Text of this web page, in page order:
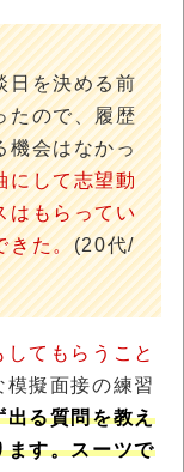
日を決める前
たので、履歴
機会はなかっ
にして志望動
はもらってい
きた。(20代/
してもらうこと
模擬面接の練習
出る質問を教え
ます。スーツで